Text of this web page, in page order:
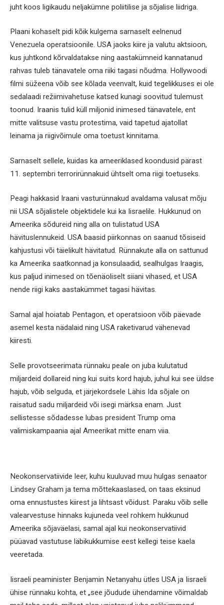
juht koos ligikaudu neljakümne poliitilise ja sõjalise liidriga.
Plaani kohaselt pidi kõik kulgema sarnaselt eelnenud
Venezuela operatsioonile. USA jaoks kiire ja valutu aktsioon,
kus juhtkond kõrvaldatakse ning aastakümneid kannatanud
rahvas tuleb tänavatele oma riiki tagasi nõudma. Hollywoodi
filmi süžeena võib see kõlada veenvalt, kuid tegelikkuses ei ole
sedalaadi režiimivahetuse katsed kunagi soovitud tulemust
toonud. Iraanis tulid küll miljonid inimesed tänavatele, ent
mitte valitsuse vastu protestima, vaid tapetud ajatollat
leinama ja riigivõimule oma toetust kinnitama.
Sarnaselt sellele, kuidas ka ameeriklased koondusid pärast
11. septembri terrorirünnakuid ühtselt oma riigi toetuseks.
Peagi hakkasid Iraani vasturünnakud avaldama valusat mõju
nii USA sõjalistele objektidele kui ka Iisraelile. Hukkunud on
Ameerika sõdureid ning alla on tulistatud USA
hävituslennukeid. USA baasid piirkonnas on saanud tõsiseid
kahjustusi või täielikult hävitatud. Rünnakute alla on sattunud
ka Ameerika saatkonnad ja konsulaadid, sealhulgas Iraagis,
kus paljud inimesed on tõenäoliselt siiani vihased, et USA
nende riigi kaks aastakümmet tagasi hävitas.
Samal ajal hoiatab Pentagon, et operatsioon võib päevade
asemel kesta nädalaid ning USA raketivarud vähenevad
kiiresti.
Selle provotseerimata rünnaku peale on juba kulutatud
miljardeid dollareid ning kui suits kord hajub, juhul kui see üldse
hajub, võib selguda, et järjekordsele Lähis Ida sõjale on
raisatud sadu miljardeid või isegi märksa enam. Just
sellistesse sõdadesse lubas president Trump oma
valimiskampaania ajal Ameerikat mitte enam viia.
Neokonservatiivide leer, kuhu kuuluvad muu hulgas senaator
Lindsey Graham ja tema mõttekaaslased, on taas eksinud
oma ennustustes kiirest ja lihtsast võidust. Paraku võib selle
valearvestuse hinnaks kujuneda veel rohkem hukkunud
Ameerika sõjaväelasi, samal ajal kui neokonservatiivid
püüavad vastutuse läbikukkumise eest kellegi teise kaela
veeretada.
Iisraeli peaminister Benjamin Netanyahu ütles USA ja Iisraeli
ühise rünnaku kohta, et „see jõudude ühendamine võimaldab